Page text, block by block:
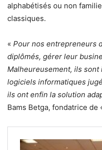
alphabétisés ou non
classiques.
« Pour nos entrepreneurs
diplômés, gérer leur
Malheureusement, ils sont
logiciels informatiques
ils ont enfin la solution
Bams Betga, fondatrice de